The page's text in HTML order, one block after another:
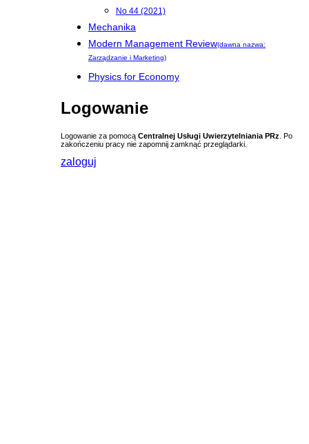
No 44 (2021)
Mechanika
Modern Management Review(dawna nazwa:
Zarządzanie i Marketing)
Physics for Economy
Logowanie
Logowanie za pomocą Centralnej Usługi Uwierzytelniania PRz . Po
zakończeniu pracy nie zapomnij zamknąć przeglądarki.
zaloguj